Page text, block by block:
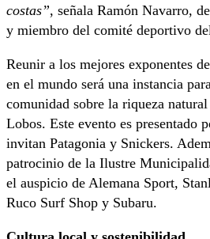
costas”, señala Ramón Navarro,
y miembro del comité deportivo
Reunir a los mejores exponentes
en el mundo será una instancia
comunidad sobre la riqueza
Lobos. Este evento es presentado
invitan Patagonia y Snickers.
patrocinio de la Ilustre
el auspicio de Alemana Sport,
Ruco Surf Shop y Subaru.